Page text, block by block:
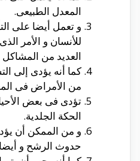
المعدل الطبيعى.
و تعمل أيضا على
للأنسان و الأمر
العديد من المشاكل
كما أنه يؤدى إلى
من الأمراض فى
تؤدى فى بعض
الحكة الجلدية.
و من الممكن أن
حدوث الرشح و